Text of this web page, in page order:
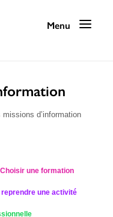
missions d’information
Choisir une formation
une activité